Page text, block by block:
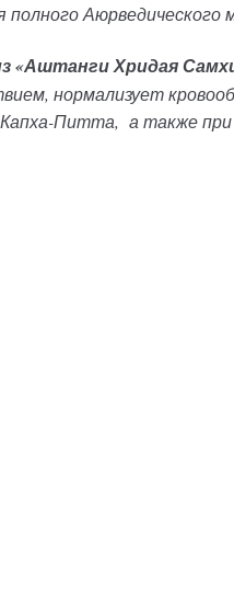
Аюрведического
«Аштанги Хридая
нормализует
Питта, а также